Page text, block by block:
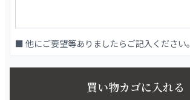
■ 他にご要望等ありましたらご記入ください。
買い物カゴに入れる